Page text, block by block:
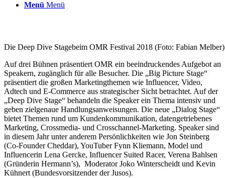
Menü Menü
Die Deep Dive Stagebeim OMR Festival 2018 (Foto: Fabian Melber)
Auf drei Bühnen präsentiert OMR ein beeindruckendes Aufgebot an
Speakern, zugänglich für alle Besucher. Die „Big Picture Stage“
präsentiert die großen Marketingthemen wie Influencer, Video,
Adtech und E-Commerce aus strategischer Sicht betrachtet. Auf der
„Deep Dive Stage“ behandeln die Speaker ein Thema intensiv und
geben zielgenaue Handlungsanweisungen. Die neue „Dialog Stage“
bietet Themen rund um Kundenkommunikation, datengetriebenes
Marketing, Crossmedia- und Crosschannel-Marketing. Speaker sind
in diesem Jahr unter anderem Persönlichkeiten wie Jon Steinberg
(Co-Founder Cheddar), YouTuber Fynn Kliemann, Model und
Influencerin Lena Gercke, Influencer Suited Racer, Verena Bahlsen
(Gründerin Hermann’s), Moderator Joko Winterscheidt und Kevin
Kühnert (Bundesvorsitzender der Jusos).